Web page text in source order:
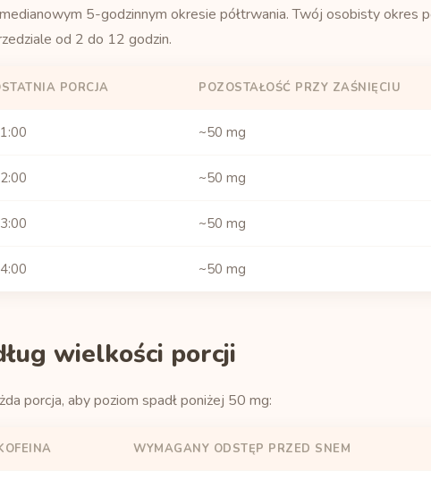
5-godzinnym okresie półtrwania. Twój osobisty okres
od 2 do 12 godzin.
PORCJA POZOSTAŁOŚĆ PRZY ZAŚNIĘCIU
~50 mg
~50 mg
~50 mg
~50 mg
wielkości porcji
porcja, aby poziom spadł poniżej 50 mg:
WYMAGANY ODSTĘP PRZED SNEM